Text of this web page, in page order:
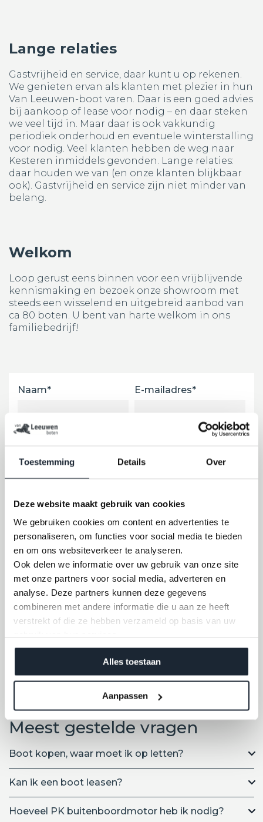
Toestemming Details Over
Deze website maakt gebruik van cookies
We gebruiken cookies om content en advertenties te
personaliseren, om functies voor social media te bieden
en om ons websiteverkeer te analyseren.
Ook delen we informatie over uw gebruik van onze site
met onze partners voor social media, adverteren en
analyse. Deze partners kunnen deze gegevens
combineren met andere informatie die u aan ze heeft
verstrekt of die ze hebben verzameld op basis van uw
Alles toestaan
Aanpassen
Lange relaties
Gastvrijheid en service, daar kunt u op rekenen.
We genieten ervan als klanten met plezier in hun
Van Leeuwen-boot varen. Daar is een goed advies
bij aankoop of lease voor nodig – en daar steken
we veel tijd in. Maar daar is ook vakkundig
periodiek onderhoud en eventuele winterstalling
voor nodig. Veel klanten hebben de weg naar
Kesteren inmiddels gevonden. Lange relaties:
daar houden we van (en onze klanten blijkbaar
ook). Gastvrijheid en service zijn niet minder van
belang.
Welkom
Loop gerust eens binnen voor een vrijblijvende
kennismaking en bezoek onze showroom met
steeds een wisselend en uitgebreid aanbod van
ca 80 boten. U bent van harte welkom in ons
familiebedrijf!
Naam* E-mailadres*
Telefoonnummer *
Met betrekking tot*
Opmerking of bericht*
FAQ
Meest gestelde vragen
Boot kopen, waar moet ik op letten?
Kan ik een boot leasen?
Hoeveel PK buitenboordmotor heb ik nodig?